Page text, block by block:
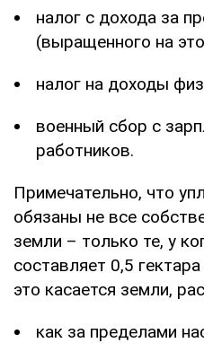
налог с дохода за
(выращенного на
налог на доходы
военный сбор с
работников.
Примечательно, что
обязаны не все
земли – только те, у
составляет 0,5
это касается земли,
как за пределами